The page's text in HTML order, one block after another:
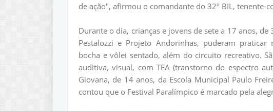
de ação", afirmou o comandante do 32º BIL, tenente-
Durante o dia, crianças e jovens de sete a 17 anos,
Pestalozzi e Projeto Andorinhas, puderam praticar
bocha e vôlei sentado, além do circuito recreativo.
auditiva, visual, com TEA (transtorno do espectro
Giovana, de 14 anos, da Escola Municipal Paulo
contou que o Festival Paralímpico é marcado pela